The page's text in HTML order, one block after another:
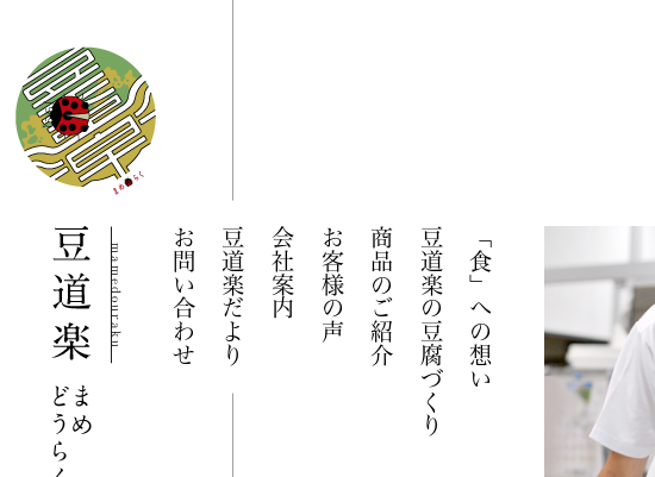
「食」への想い
豆道楽の豆腐づくり
商品のご紹介
お客様の声
会社案内
豆道楽だより
お問い合わせ